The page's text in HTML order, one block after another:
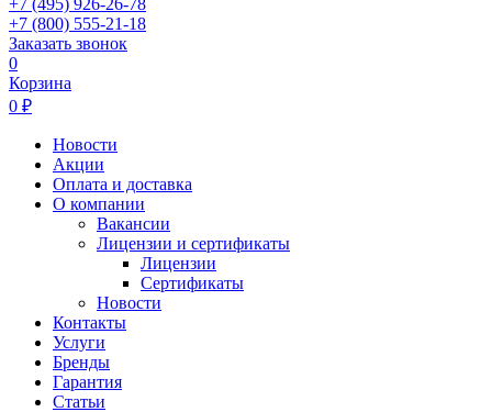
+7 (495) 926-26-78
+7 (800) 555-21-18
Заказать звонок
0
Корзина
0 ₽
Новости
Акции
Оплата и доставка
О компании
Вакансии
Лицензии и сертификаты
Лицензии
Сертификаты
Новости
Контакты
Услуги
Бренды
Гарантия
Статьи